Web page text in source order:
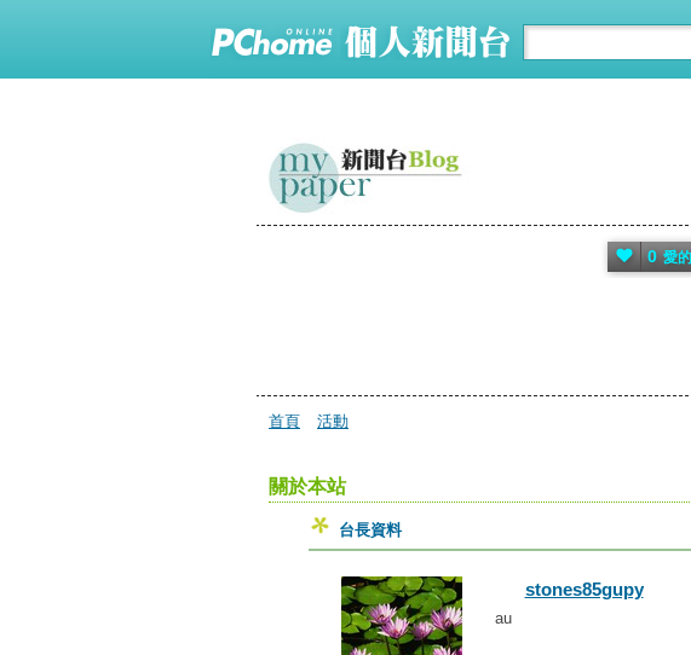
0 愛
首頁 活動
關於本站
台長資料
stones85gupy
au